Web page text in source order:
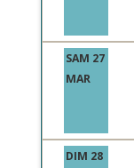
SAM 27
MAR
DIM 28